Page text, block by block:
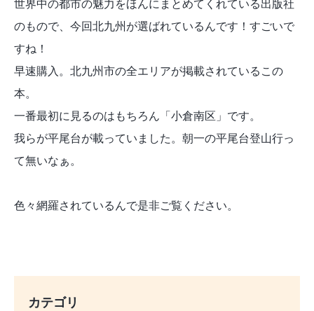
世界中の都市の魅力をほんにまとめてくれている出版社
のもので、今回北九州が選ばれているんです！すごいで
すね！
早速購入。北九州市の全エリアが掲載されているこの
本。
一番最初に見るのはもちろん「小倉南区」です。
我らが平尾台が載っていました。朝一の平尾台登山行っ
て無いなぁ。
色々網羅されているんで是非ご覧ください。
カテゴリ